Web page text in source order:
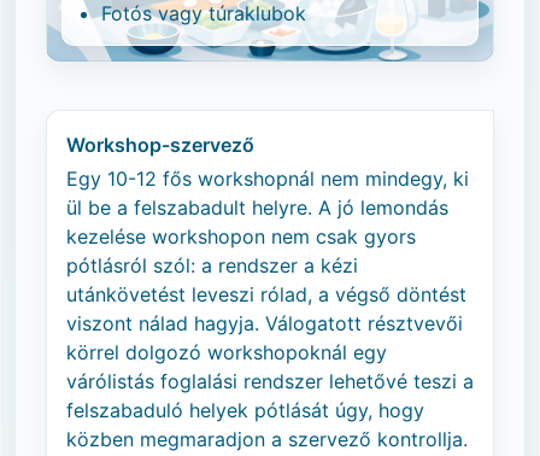
Fotós vagy túraklubok
Workshop-szervező
Egy 10-12 fős workshopnál nem mindegy, ki
ül be a felszabadult helyre. A jó lemondás
kezelése workshopon nem csak gyors
pótlásról szól: a rendszer a kézi
utánkövetést leveszi rólad, a végső döntést
viszont nálad hagyja. Válogatott résztvevői
körrel dolgozó workshopoknál egy
várólistás foglalási rendszer lehetővé teszi a
felszabaduló helyek pótlását úgy, hogy
közben megmaradjon a szervező kontrollja.